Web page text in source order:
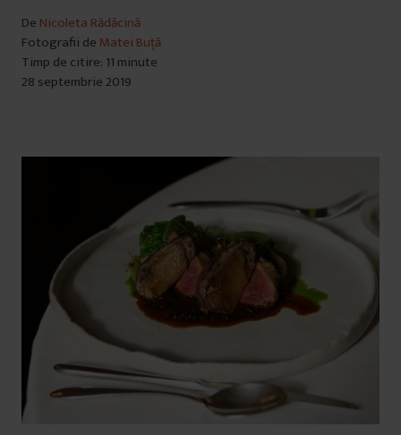
De Nicoleta Rădăcină
Fotografii de Matei Buță
Timp de citire: 11 minute
28 septembrie 2019